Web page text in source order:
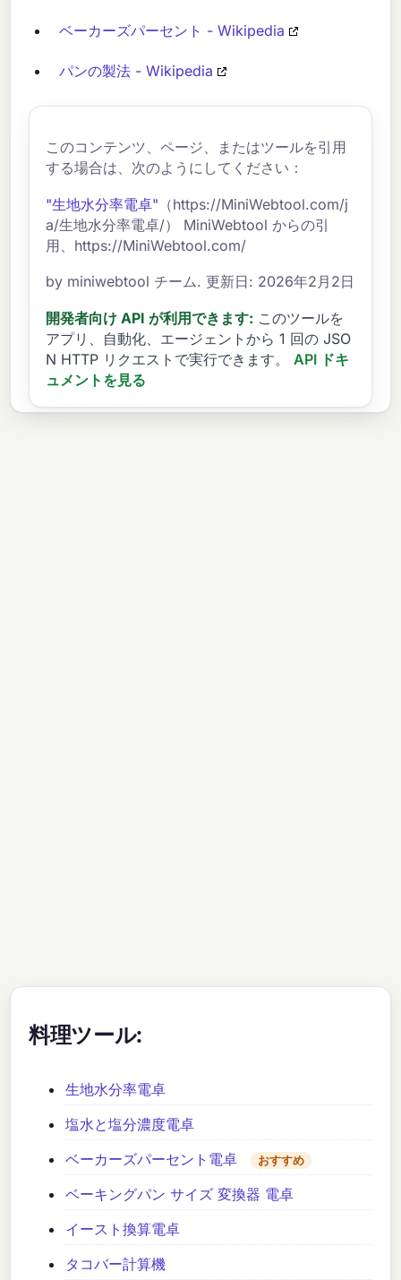
ベーカーズパーセント - Wikipedia
パンの製法 - Wikipedia
このコンテンツ、ページ、またはツールを引用
する場合は、次のようにしてください：
"生地水分率電卓" （https://MiniWebtool.com/j
a/生地水分率電卓/） MiniWebtool からの引
用、https://MiniWebtool.com/
by miniwebtool チーム. 更新日: 2026年2月2日
開発者向け API が利用できます: このツールを
アプリ、自動化、エージェントから 1 回の JSO
N HTTP リクエストで実行できます。
API ドキ
ュメントを見る
料理ツール:
生地水分率電卓
塩水と塩分濃度電卓
ベーカーズパーセント電卓
おすすめ
ベーキングパン サイズ 変換器 電卓
イースト換算電卓
タコバー計算機